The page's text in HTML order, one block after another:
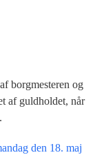
borgmesteren og
af guldholdet, når
den 18. maj